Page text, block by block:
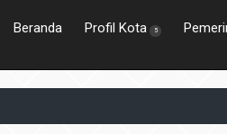
Beranda Profil Kota 5